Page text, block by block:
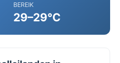
BEREIK
29–29°C